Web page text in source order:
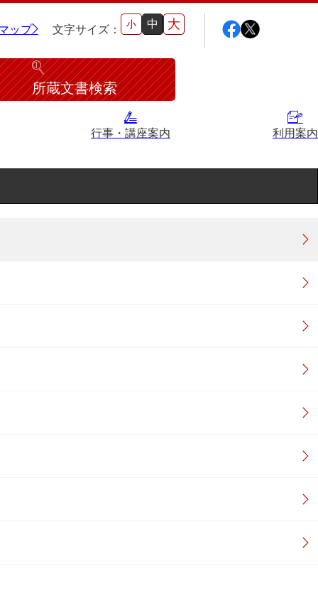
ップ 文字サイズ： 小 中 大
所蔵文書検索
行事・講座案内 利用案内